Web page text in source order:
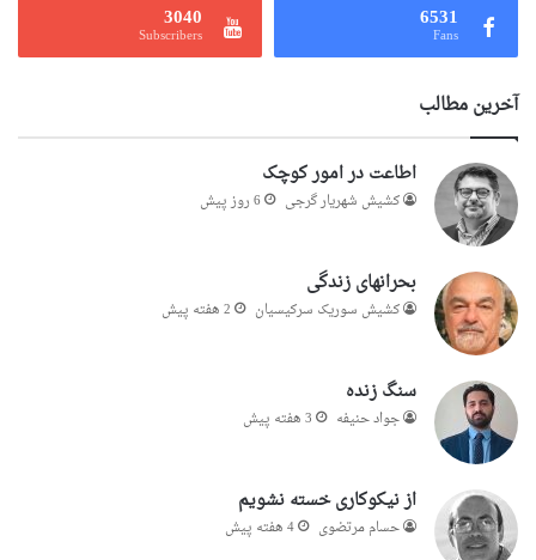
6531
Fans
3040
Subscribers
آخرین مطالب
اطاعت در امور کوچک
کشیش شهریار گرجى 6 روز پیش
بحرانهای زندگی
کشیش سوریک سرکیسیان 2 هفته پیش
سنگ زنده
جواد حنیفه 3 هفته پیش
از نیکوکاری خسته نشویم
حسام مرتضوی 4 هفته پیش